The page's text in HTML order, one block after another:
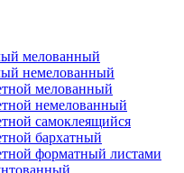
мелованный
немелованный
мелованный
немелованный
самоклеящийся
бархатный
форматный листами